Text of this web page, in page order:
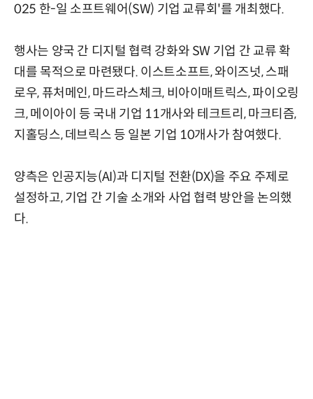
025 한-일 소프트웨어(SW) 기업 교류회'를 개최했다.
행사는 양국 간 디지털 협력 강화와 SW 기업 간 교류 확
대를 목적으로 마련됐다. 이스트소프트, 와이즈넛, 스패
로우, 퓨처메인, 마드라스체크, 비아이매트릭스, 파이오링
크, 메이아이 등 국내 기업 11개사와 테크트리, 마크티즘,
지홀딩스, 데브릭스 등 일본 기업 10개사가 참여했다.
양측은 인공지능(AI)과 디지털 전환(DX)을 주요 주제로
설정하고, 기업 간 기술 소개와 사업 협력 방안을 논의했
다.